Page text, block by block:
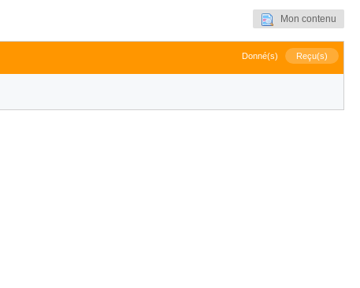
Mon contenu
Donné(s) Reçu(s)